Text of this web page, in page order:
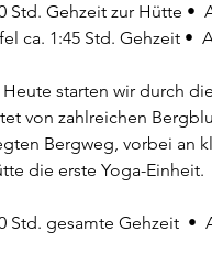
Std. Gehzeit zur Hütte •
ca. 1:45 Std. Gehzeit •
starten wir durch
von zahlreichen
Bergweg, vorbei an
die erste Yoga-Einheit.
Std. gesamte Gehzeit  •